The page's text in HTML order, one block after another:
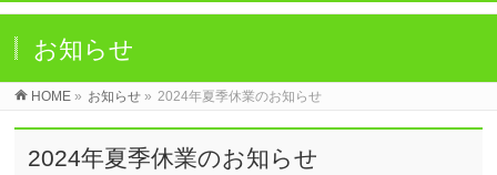
お知らせ
HOME » お知らせ » 2024年夏季休業のお知らせ
2024年夏季休業のお知らせ